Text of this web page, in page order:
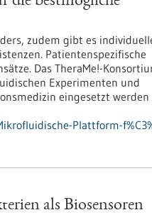
zudem gibt es
Patientenspezifische
Das TheraMe!-
Experimenten und
eingesetzt werden
Plattform-
als Biosensoren